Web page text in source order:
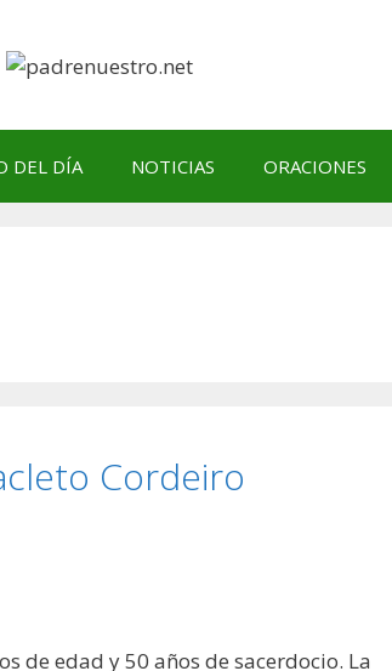
DEL DÍA NOTICIAS ORACIONES
Cordeiro
de edad y 50 años de sacerdocio. La